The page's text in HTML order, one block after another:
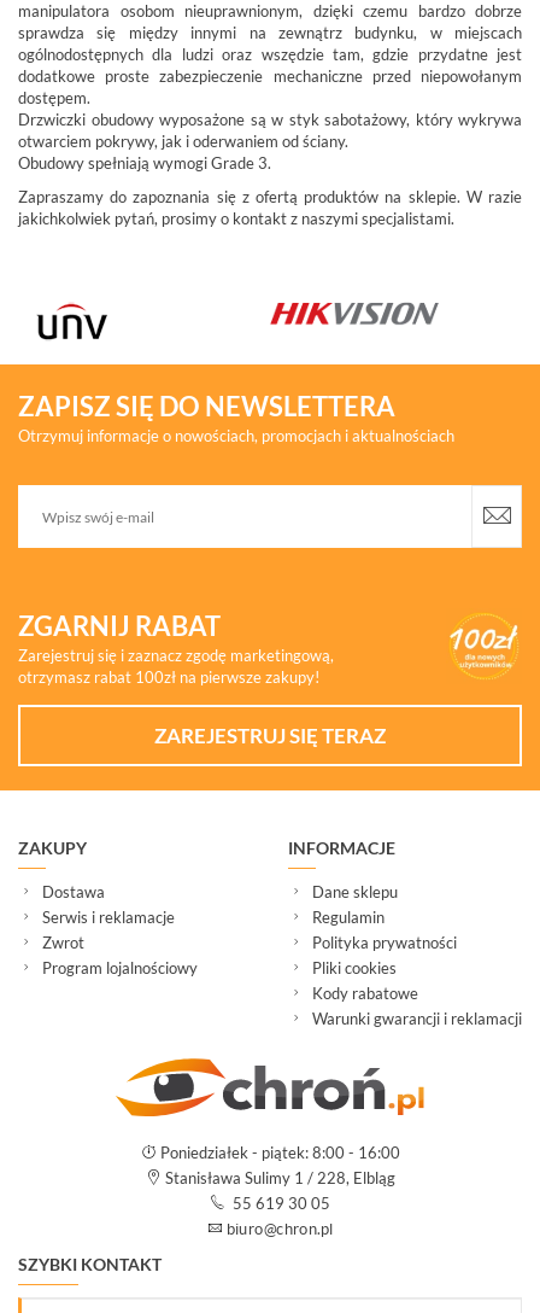
manipulatora osobom nieuprawnionym, dzięki czemu bardzo dobrze
sprawdza się między innymi na zewnątrz budynku, w miejscach
ogólnodostępnych dla ludzi oraz wszędzie tam, gdzie przydatne jest
dodatkowe proste zabezpieczenie mechaniczne przed niepowołanym
dostępem.
Drzwiczki obudowy wyposażone są w styk sabotażowy, który wykrywa
otwarciem pokrywy, jak i oderwaniem od ściany.
Obudowy spełniają wymogi Grade 3.
Zapraszamy do zapoznania się z ofertą produktów na sklepie. W razie
jakichkolwiek pytań, prosimy o kontakt z naszymi specjalistami.
ZAPISZ SIĘ DO NEWSLETTERA
Otrzymuj informacje o nowościach, promocjach i aktualnościach
ZGARNIJ RABAT
Zarejestruj się i zaznacz zgodę marketingową,
otrzymasz rabat 100zł na pierwsze zakupy!
ZAREJESTRUJ SIĘ TERAZ
ZAKUPY
Dostawa
Serwis i reklamacje
Zwrot
Program lojalnościowy
INFORMACJE
Dane sklepu
Regulamin
Polityka prywatności
Pliki cookies
Kody rabatowe
Warunki gwarancji i reklamacji
Poniedziałek - piątek: 8:00 - 16:00
Stanisława Sulimy 1 / 228, Elbląg
55 619 30 05
SZYBKI KONTAKT